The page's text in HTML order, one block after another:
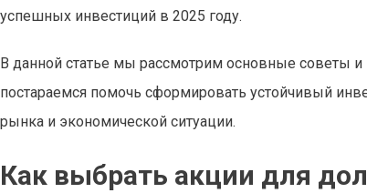
успешных инвестиций в 2025 году.
В данной статье мы рассмотрим основные советы и
постараемся помочь сформировать устойчивый
рынка и экономической ситуации.
Как выбрать акции для